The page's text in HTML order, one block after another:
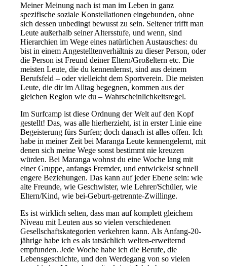
Meiner Meinung nach ist man im Leben in ganz
spezifische soziale Konstellationen eingebunden, ohne
sich dessen unbedingt bewusst zu sein. Seltener trifft man
Leute außerhalb seiner Altersstufe, und wenn, sind
Hierarchien im Wege eines natürlichen Austausches: du
bist in einem Angestelltenverhältnis zu dieser Person, oder
die Person ist Freund deiner Eltern/Großeltern etc. Die
meisten Leute, die du kennenlernst, sind aus deinem
Berufsfeld – oder vielleicht dem Sportverein. Die meisten
Leute, die dir im Alltag begegnen, kommen aus der
gleichen Region wie du – Wahrscheinlichkeitsregel.
Im Surfcamp ist diese Ordnung der Welt auf den Kopf
gestellt! Das, was alle hierherzieht, ist in erster Linie eine
Begeisterung fürs Surfen; doch danach ist alles offen. Ich
habe in meiner Zeit bei Maranga Leute kennengelernt, mit
denen sich meine Wege sonst bestimmt nie kreuzen
würden. Bei Maranga wohnst du eine Woche lang mit
einer Gruppe, anfangs Fremder, und entwickelst schnell
engere Beziehungen. Das kann auf jeder Ebene sein: wie
alte Freunde, wie Geschwister, wie Lehrer/Schüler, wie
Eltern/Kind, wie bei-Geburt-getrennte-Zwillinge.
Es ist wirklich selten, dass man auf komplett gleichem
Niveau mit Leuten aus so vielen verschiedenen
Gesellschaftskategorien verkehren kann. Als Anfang-20-
jährige habe ich es als tatsächlich welten-erweiternd
empfunden. Jede Woche habe ich die Berufe, die
Lebensgeschichte, und den Werdegang von so vielen